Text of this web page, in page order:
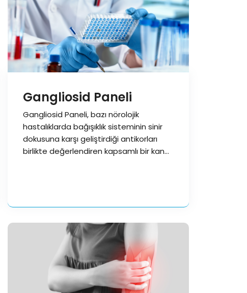
Gangliosid Paneli
Gangliosid Paneli, bazı nörolojik
hastalıklarda bağışıklık sisteminin sinir
dokusuna karşı geliştirdiği antikorları
birlikte değerlendiren kapsamlı bir kan